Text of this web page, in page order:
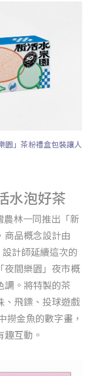
園」茶粉禮盒包裝讓人
水泡好茶
林一同推出「新
商品概念設計由
計師延續這次的
夜間樂園」夜市概
調。將特製的茶
、飛鏢、投球遊戲
金魚的數字畫，
互動。